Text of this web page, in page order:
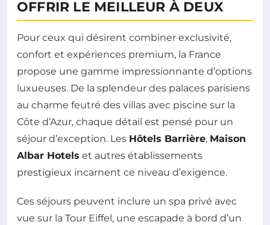
OFFRIR LE MEILLEUR À DEUX
Pour ceux qui désirent combiner exclusivité,
confort et expériences premium, la France
propose une gamme impressionnante d’options
luxueuses. De la splendeur des palaces parisiens
au charme feutré des villas avec piscine sur la
Côte d’Azur, chaque détail est pensé pour un
séjour d’exception. Les Hôtels Barrière, Maison
Albar Hotels et autres établissements
prestigieux incarnent ce niveau d’exigence.
Ces séjours peuvent inclure un spa privé avec
vue sur la Tour Eiffel, une escapade à bord d’un